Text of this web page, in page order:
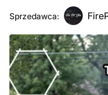
Sprzedawca: